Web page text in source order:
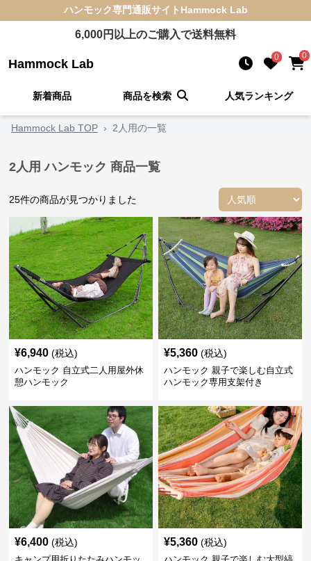
ハンモック専門通販サイト Hammock Lab
6,000円以上のご購入で送料無料
Hammock Lab 0 0
新着商品 商品を検索 人気ランキング
Hammock Lab TOP › 2人用の一覧
2人用 ハンモック 商品一覧
25件の商品が見つかりました
¥6,940 (税込)
ハンモック 自立式二人用屋外休
憩ハンモック
¥5,360 (税込)
ハンモック 親子で楽しむ自立式
ハンモック専用支架付き
¥6,400 (税込) ¥5,360 (税込)